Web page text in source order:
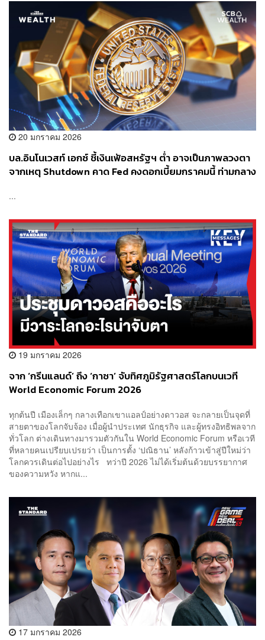
20 มกราคม 2026
บล.อินโนเวสท์ เอกซ์ ชี้เงินเฟ้อสหรัฐฯ ต่ำ อาจเป็นภาพลวงตา
จากเหตุ Shutdown คาด Fed คงดอกเบี้ยมกราคมนี้ ท่ามกลาง
ต่อออนซ์
...
19 มกราคม 2026
จาก ‘กรีนแลนด์’ ถึง ‘กาซา’ จับทิศภูมิรัฐศาสตร์โลกบนเวที
World Economic Forum 2026
ทุกต้นปี เมืองเล็กๆ กลางเทือกเขาแอลป์อย่างดาวอส จะกลายเป็นจุดที่
สายตาของโลกจับจ้อง เมื่อผู้นำประเทศ นักธุรกิจ และผู้ทรงอิทธิพลจาก
ทั่วโลก ต่างเดินทางมารวมตัวกันใน World Economic Forum หรือเวที
ที่หลายคนเปรียบเปรยว่า เป็นการตั้ง ‘ปณิธาน’ หลังก้าวเข้าสู่ปีใหม่ว่า
โลกควรเดินต่อไปอย่างไร ทว่าปี 2026 ไม่ได้เริ่มต้นด้วยบรรยากาศ
ของความหวัง หากแ...
17 มกราคม 2026